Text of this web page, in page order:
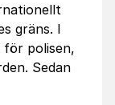
gräns. I
för polisen,
Sedan